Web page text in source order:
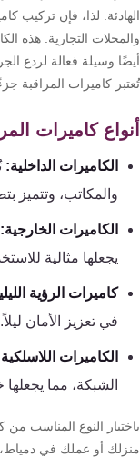
لذا، فإن تركيب
التجارية. هذه
وسيلة فعالة لردع
كاميرات المراقبة
كاميرات
الكاميرات الداخلية:
والمكاتب، وتتميز
الكاميرات الخارجية:
يجعلها مثالية
كاميرات الرؤية
في تعزيز الأمان ليلاً.
الكاميرات اللاسلكية:
الشبكة، مما يجعلها
النوع المناسب من
أو عملك في دمياط،